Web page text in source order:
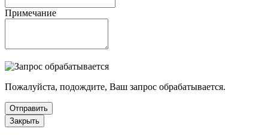
Примечание
Пожалуйста, подождите, Ваш запрос обрабатывается.
Отправить
Закрыть